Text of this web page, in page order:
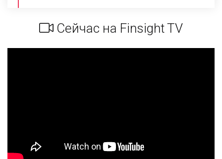
Сейчас на Finsight TV